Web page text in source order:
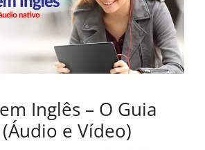
Inglês – O Guia
e Vídeo)